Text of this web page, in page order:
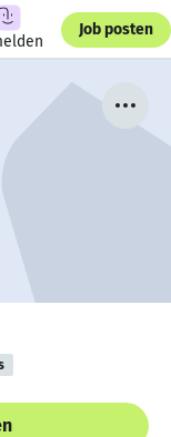
Job posten